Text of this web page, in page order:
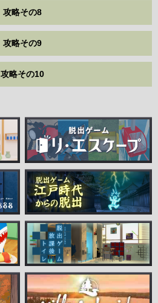
攻略その8
攻略その9
攻略その10